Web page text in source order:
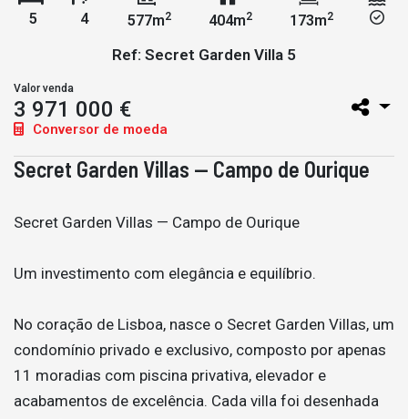
5 4 577m2 404m2 173m2
Ref: Secret Garden Villa 5
Valor venda
3 971 000 €
Conversor de moeda
Secret Garden Villas — Campo de Ourique
Secret Garden Villas — Campo de Ourique
Um investimento com elegância e equilíbrio.
No coração de Lisboa, nasce o Secret Garden Villas, um
condomínio privado e exclusivo, composto por apenas
11 moradias com piscina privativa, elevador e
acabamentos de excelência. Cada villa foi desenhada